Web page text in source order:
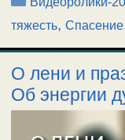
тяжесть, Спасение
О лени и
Об энергии